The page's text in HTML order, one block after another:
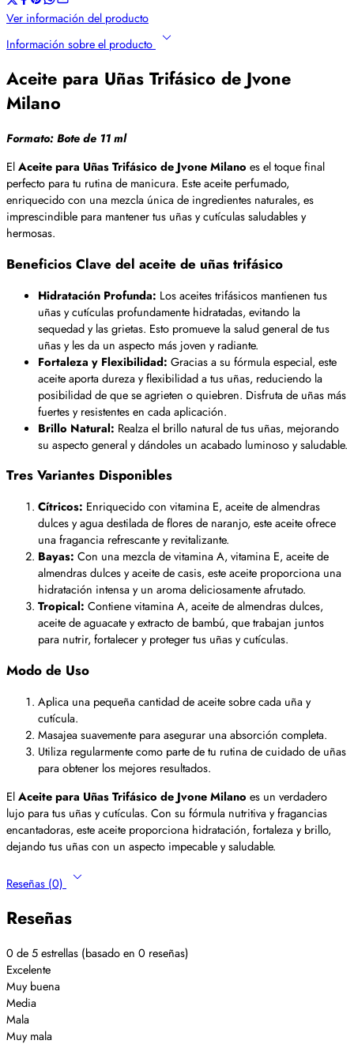
Ver información del producto
Información sobre el producto
Aceite para Uñas Trifásico de Jvone
Milano
Formato: Bote de 11 ml
ElAceite para Uñas Trifásico de Jvone Milano es el toque final
perfecto para tu rutina de manicura. Este aceite perfumado,
enriquecido con una mezcla única de ingredientes naturales, es
imprescindible para mantener tus uñas y cutículas saludables y
hermosas.
Beneficios Clave del aceite de uñas trifásico
Hidratación Profunda: Los aceites trifásicos mantienen tus
uñas y cutículas profundamente hidratadas, evitando la
sequedad y las grietas. Esto promueve la salud general de tus
uñas y les da un aspecto más joven y radiante.
Fortaleza y Flexibilidad: Gracias a su fórmula especial, este
aceite aporta dureza y flexibilidad a tus uñas, reduciendo la
posibilidad de que se agrieten o quiebren. Disfruta de uñas más
fuertes y resistentes en cada aplicación.
Brillo Natural: Realza el brillo natural de tus uñas, mejorando
su aspecto general y dándoles un acabado luminoso y saludable.
Tres Variantes Disponibles
Cítricos: Enriquecido con vitamina E, aceite de almendras
dulces y agua destilada de flores de naranjo, este aceite ofrece
una fragancia refrescante y revitalizante.
Bayas: Con una mezcla de vitamina A, vitamina E, aceite de
almendras dulces y aceite de casis, este aceite proporciona una
hidratación intensa y un aroma deliciosamente afrutado.
Tropical: Contiene vitamina A, aceite de almendras dulces,
aceite de aguacate y extracto de bambú, que trabajan juntos
para nutrir, fortalecer y proteger tus uñas y cutículas.
Modo de Uso
Aplica una pequeña cantidad de aceite sobre cada uña y
cutícula.
Masajea suavemente para asegurar una absorción completa.
Utiliza regularmente como parte de tu rutina de cuidado de uñas
para obtener los mejores resultados.
ElAceite para Uñas Trifásico de Jvone Milano es un verdadero
lujo para tus uñas y cutículas. Con su fórmula nutritiva y fragancias
encantadoras, este aceite proporciona hidratación, fortaleza y brillo,
dejando tus uñas con un aspecto impecable y saludable.
Reseñas (0)
Reseñas
0 de 5 estrellas (basado en 0 reseñas)
Excelente
Muy buena
Media
Mala
Muy mala